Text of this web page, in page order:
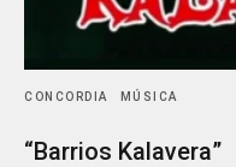
CONCORDIA MÚSICA
“Barrios Kalavera”